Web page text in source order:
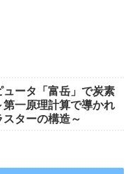
ュータ「富岳」で炭素
第一原理計算で導かれ
ターの構造～